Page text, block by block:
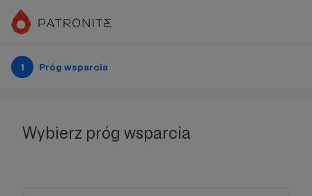
1 Próg wsparcia
Wybierz próg wsparcia